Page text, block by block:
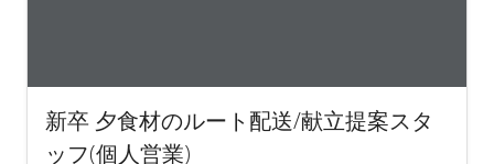
新卒 夕食材のルート配送/献立提案スタ
ッフ(個人営業)